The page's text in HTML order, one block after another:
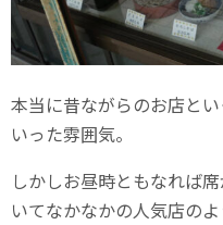
本当に昔ながらのお店と
いった雰囲気。
しかしお昼時ともなれば
いてなかなかの人気店のよ